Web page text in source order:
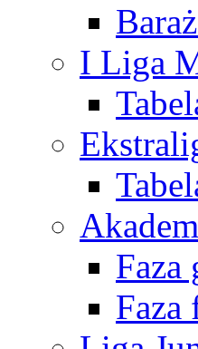
I Liga
Faza
Faza